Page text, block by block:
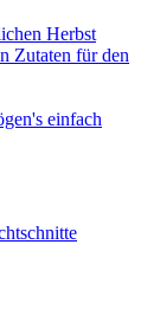
Herbst
Zutaten für den
einfach